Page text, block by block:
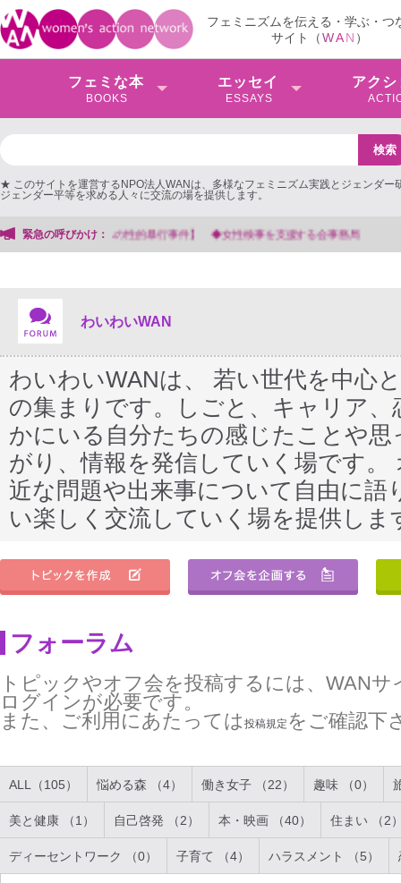
フェミニズムを伝える・学ぶ・つ
サイト（WAN ）
フェミな本
BOOKS
エッセイ
ESSAYS
アクシ
★ このサイトを運営するNPO法人WANは、多様なフェミニズム実践とジェンダー
ジェンダー平等を求める人々に交流の場を提供します。
緊急の呼びかけ： 【抗議文】2026年3月13日第6次男女共同参画基本計画の
わいわいWAN
わいわいWANは、 若い世代を中心
の集まりです。しごと、キャリア
かにいる自分たちの感じたことや
がり、情報を発信していく場です
近な問題や出来事について自由に
い楽しく交流していく場を提供しま
フォーラム
トピックやオフ会を投稿するには、WAN
ログインが必要です。
また、ご利用にあたっては 投稿規定 をご確認下
ALL（105） 悩める森 （4） 働き女子 （22） 趣味 （0）
美と健康 （1） 自己啓発 （2） 本・映画 （40） 住まい （2
ディーセントワーク （0） 子育て （4） ハラスメント （5）